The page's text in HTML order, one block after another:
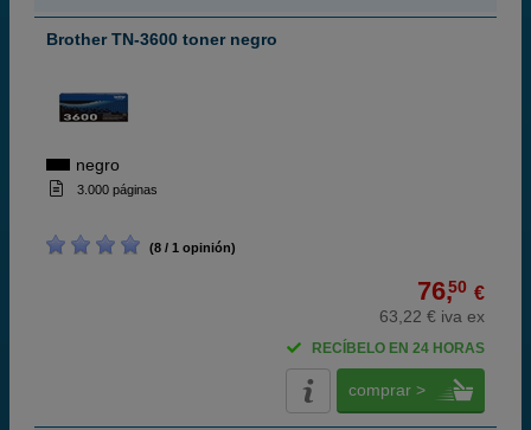
Brother TN-3600 toner negro
negro
3.000 páginas
(8 / 1 opinión)
76,50 €
63,22 € iva ex
RECÍBELO EN 24 HORAS
comprar >